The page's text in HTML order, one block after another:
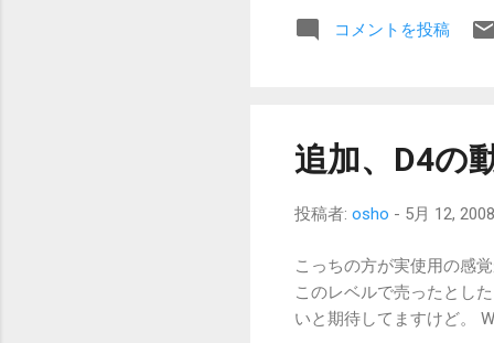
うです。 X01HTよりも画
予感です。 あとは日本語
した。標準のシステムで
ばなぁ...SL-C3200も生産
るんでしょうか。出張か
に減るペースが早くなっ
夫そうです。 ただやはり
コメントを投稿
追加、D4の
投稿者: osho - 5月 12, 2008
こっちの方が実使用の感
このレベルで売ったとし
いと期待してますけど。